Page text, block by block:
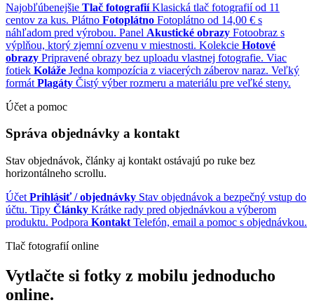
Najobľúbenejšie Tlač fotografií Klasická tlač fotografií od 11
centov za kus. Plátno Fotoplátno Fotoplátno od 14,00 € s
náhľadom pred výrobou. Panel Akustické obrazy Fotoobraz s
výplňou, ktorý zjemní ozvenu v miestnosti. Kolekcie Hotové
obrazy Pripravené obrazy bez uploadu vlastnej fotografie. Viac
fotiek Koláže Jedna kompozícia z viacerých záberov naraz. Veľký
formát Plagáty Čistý výber rozmeru a materiálu pre veľké steny.
Účet a pomoc
Správa objednávky a kontakt
Stav objednávok, články aj kontakt ostávajú po ruke bez
horizontálneho scrollu.
Účet Prihlásiť / objednávky Stav objednávok a bezpečný vstup do
účtu. Tipy Články Krátke rady pred objednávkou a výberom
produktu. Podpora Kontakt Telefón, email a pomoc s objednávkou.
Tlač fotografií online
Vytlačte si fotky z mobilu jednoducho
online.